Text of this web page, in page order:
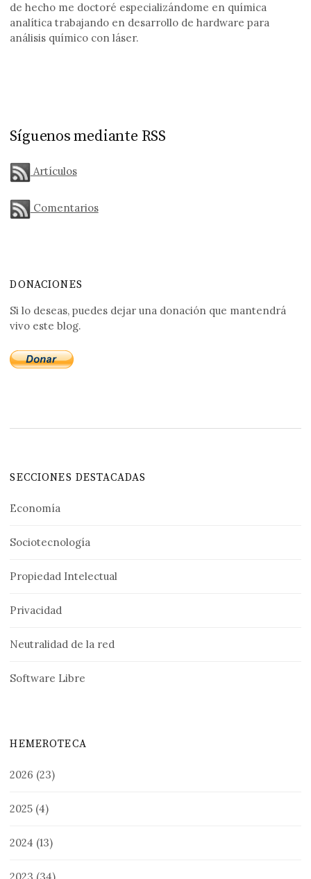
de hecho me doctoré especializándome en química
analítica trabajando en desarrollo de hardware para
análisis químico con láser.
Síguenos mediante RSS
Artículos
Comentarios
DONACIONES
Si lo deseas, puedes dejar una donación que mantendrá
vivo este blog.
SECCIONES DESTACADAS
Economía
Sociotecnología
Propiedad Intelectual
Privacidad
Neutralidad de la red
Software Libre
HEMEROTECA
2026 (23)
2025 (4)
2024 (13)